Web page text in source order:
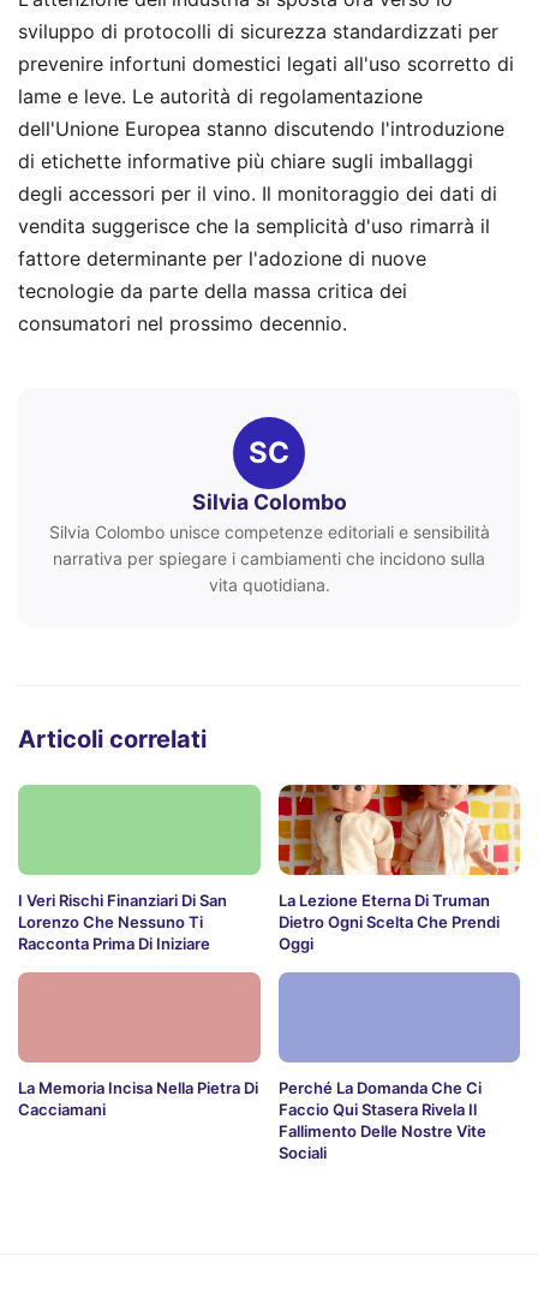
sviluppo di protocolli di sicurezza standardizzati per
prevenire infortuni domestici legati all'uso scorretto di
lame e leve. Le autorità di regolamentazione
dell'Unione Europea stanno discutendo l'introduzione
di etichette informative più chiare sugli imballaggi
degli accessori per il vino. Il monitoraggio dei dati di
vendita suggerisce che la semplicità d'uso rimarrà il
fattore determinante per l'adozione di nuove
tecnologie da parte della massa critica dei
consumatori nel prossimo decennio.
SC
Silvia Colombo
Silvia Colombo unisce competenze editoriali e sensibilità
narrativa per spiegare i cambiamenti che incidono sulla
vita quotidiana.
Articoli correlati
I Veri Rischi Finanziari Di San
Lorenzo Che Nessuno Ti
Racconta Prima Di Iniziare
La Lezione Eterna Di Truman
Dietro Ogni Scelta Che Prendi
Oggi
La Memoria Incisa Nella Pietra Di
Cacciamani
Perché La Domanda Che Ci
Faccio Qui Stasera Rivela Il
Fallimento Delle Nostre Vite
Sociali